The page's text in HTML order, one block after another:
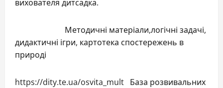
вихователя дитсадка.
Методичні матеріали,логічні задачі,
дидактичні ігри, картотека спостережень в
природі
https://dity.te.ua/osvita_mult База розвивальних